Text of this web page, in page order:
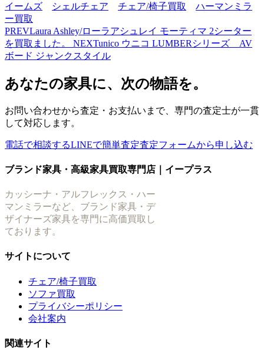
イームズ シェルチェア チェア/椅子買取
ハーマンミラ
ー買取
PREVLaura Ashley/ローラアシュレイ モーティマ 2シーター
を買取ました。 NEXTunico ウニコ LUMBERシリーズ AV
ボード ジャンクスタイル
あなたの家具に、次の物語を。
お問い合わせから査定・お支払いまで、専門の査定士が一貫
して対応します。
電話で相談するLINEで簡単査定査定フォームから申し込む
ブランド家具・高級家具買取専門店｜イープラス
カッシーナ・アルフレックス・ハー
マンミラーなど、ブランド家具・デ
ザイナーズ家具を専門に高価買取し
ております。
サイトについて
チェア/椅子買取
ソファ買取
プライバシーポリシー
会社案内
関連サイト